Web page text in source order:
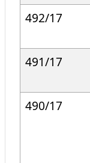
492/17
491/17
490/17